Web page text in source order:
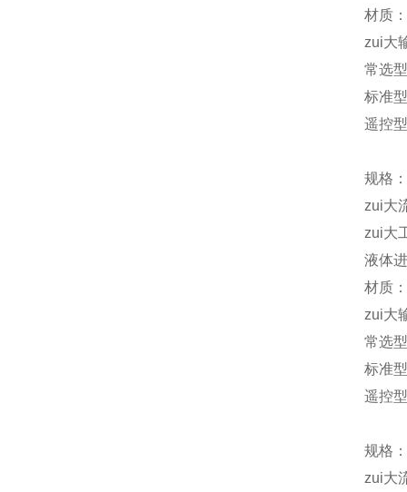
材质
zui大
常选
标准
遥控
规格
zui大
zui大
液体
材质
zui大
常选
标准
遥控
规格
zui大